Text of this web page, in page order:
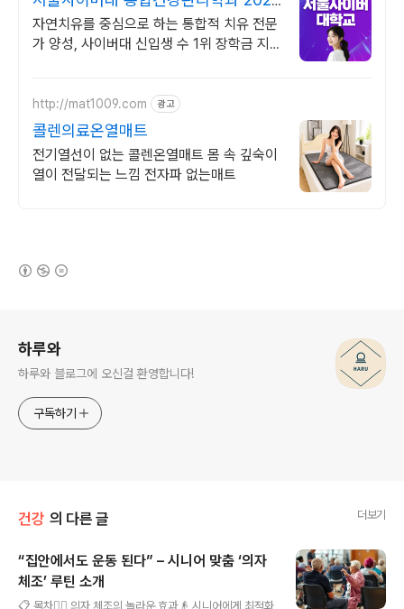
가을학기 신편입생
자연치유를 중심으로 하는 통합적 치유 전문
가 양성, 사이버대 신입생 수 1위 장학금 지
http://mat1009.com 광고
콜렌의료온열매트
전기열선이 없는 콜렌온열매트 몸 속 깊숙이
열이 전달되는 느낌 전자파 없는매트
하루와
하루와 블로그에 오신걸 환영합니다!
구독하기
건강 의 다른 글 더보기
“집안에서도 운동 된다” – 시니어 맞춤 ‘의자
체조’ 루틴 소개
📋 목차🏃‍♀️ 의자 체조의 놀라운 효과👴 시니어에게 최적화